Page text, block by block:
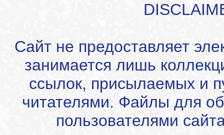
Сайт не предоставляет
занимается лишь
ссылок, присылаемых и
читателями. Файлы для
пользователями